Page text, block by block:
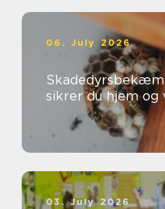
06. July 2026
sikrer du hjem og
03. July 2026